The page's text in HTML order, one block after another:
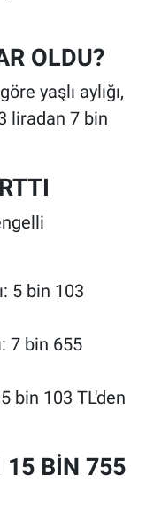
OLDU?
yaşlı aylığı,
liradan 7 bin
5 bin 103
7 bin 655
bin 103 TL'den
15 BİN 755